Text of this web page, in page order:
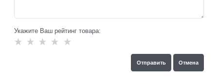
Укажите Ваш рейтинг товара: